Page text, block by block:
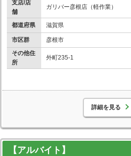
支店/店
舗
ガリバー彦根店（軽作業）
都道府県 滋賀県
市区群
彦根市
その他住
所
外町235-1
詳細を見る
【アルバイト】